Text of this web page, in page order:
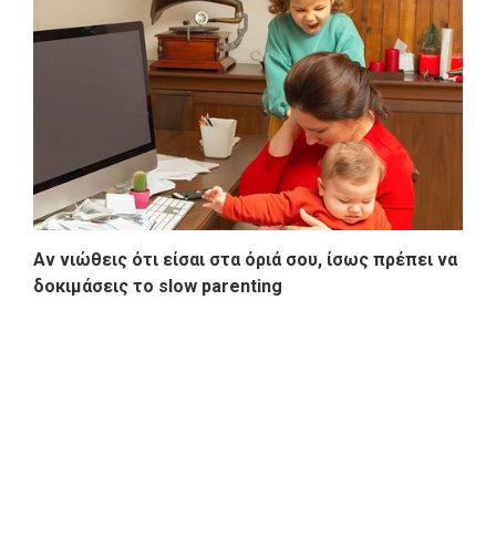
Αν νιώθεις ότι είσαι στα όριά σου, ίσως πρέπει να
δοκιμάσεις το slow parenting